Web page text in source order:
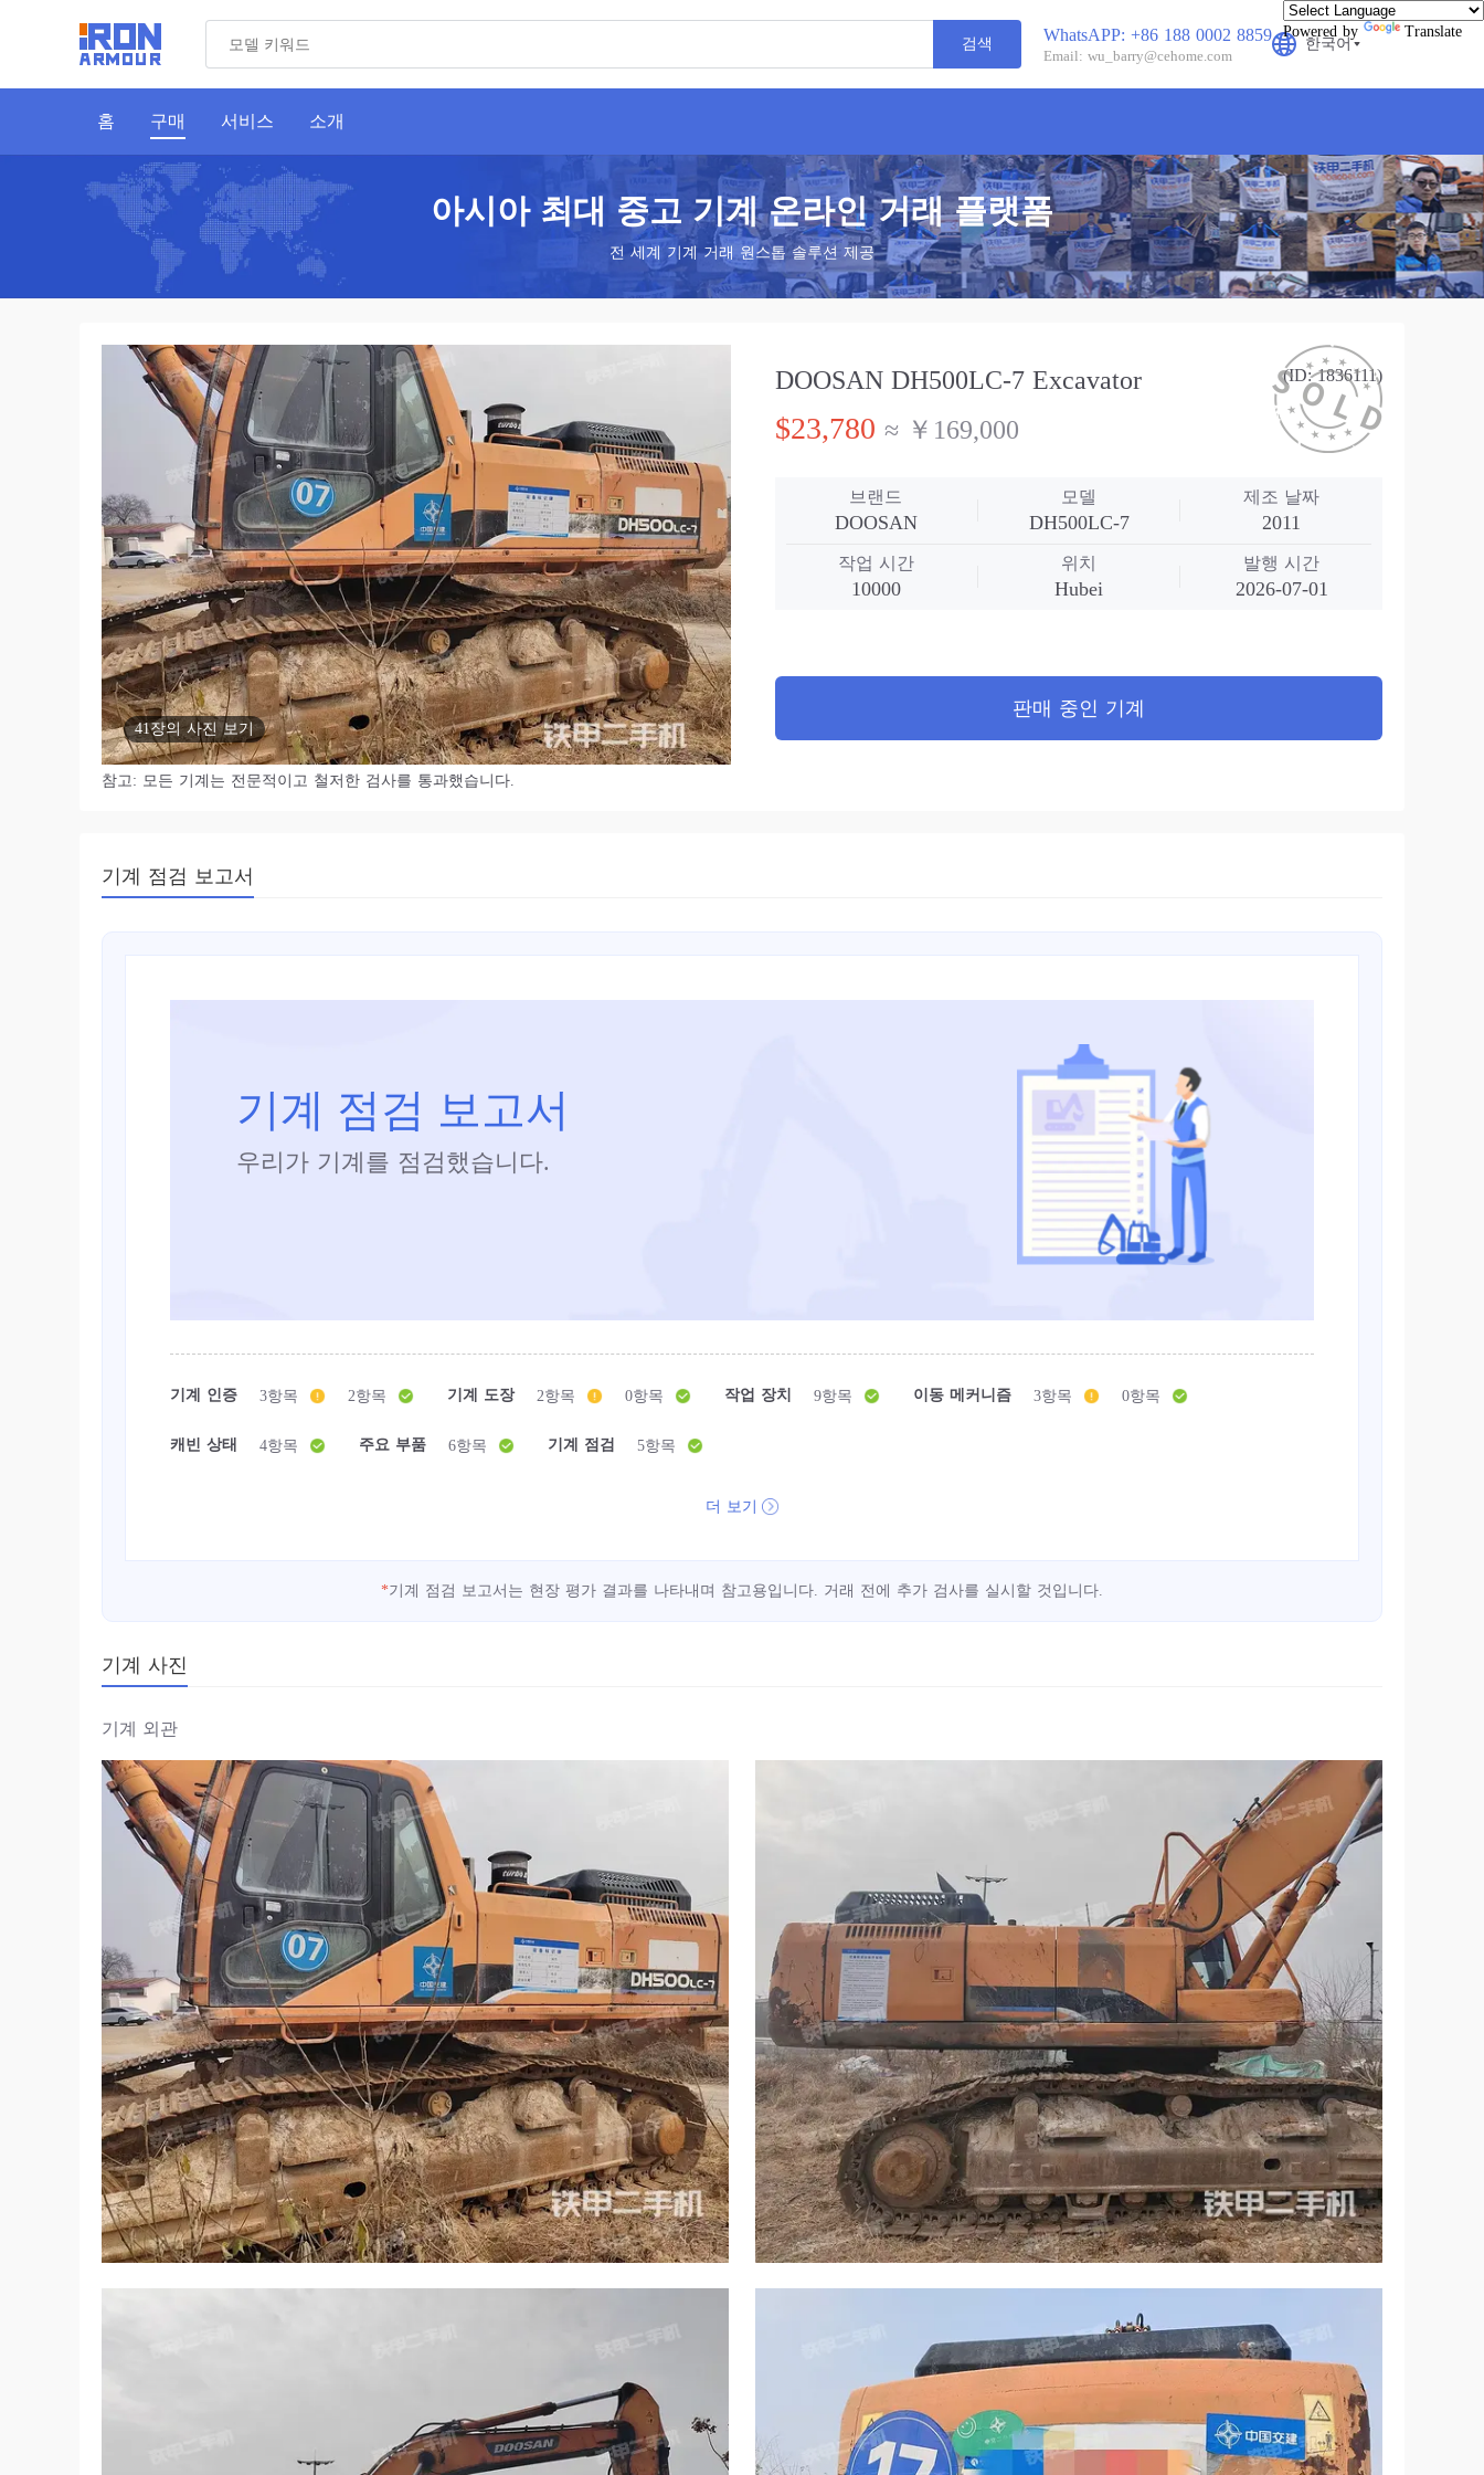
Powered by Translate
검색 WhatsAPP: +86 188 0002 8859
Email: wu_barry@cehome.com
한국어
홈 구매 서비스 소개
아시아 최대 중고 기계 온라인 거래 플랫폼
전 세계 기계 거래 원스톱 솔루션 제공
41장의 사진 보기
참고: 모든 기계는 전문적이고 철저한 검사를 통과했습니다.
DOOSAN DH500LC-7 Excavator (ID: 1836111)
$23,780 ≈ ￥169,000
브랜드
DOOSAN
모델
DH500LC-7
제조 날짜
2011
작업 시간
10000
위치
Hubei
발행 시간
2026-07-01
판매 중인 기계
기계 점검 보고서
기계 점검 보고서
우리가 기계를 점검했습니다.
기계 인증 2항목
3항목 기계 도장 0항목
2항목 작업 장치 9항목 이동 메커니즘 0항목
3항목
캐빈 상태 4항목 주요 부품 6항목 기계 점검 5항목
더 보기
*기계 점검 보고서는 현장 평가 결과를 나타내며 참고용입니다. 거래 전에 추가 검사를 실시할 것입니다.
기계 사진
기계 외관